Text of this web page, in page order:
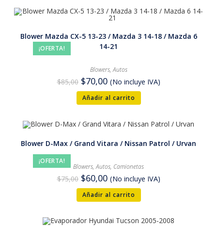
¡OFERTA!
Blower Mazda CX-5 13-23 / Mazda 3 14-18 / Mazda 6
14-21
Blowers,Autos
$85,00 $70,00 (No incluye IVA)
Añadir al carrito
¡OFERTA!
Blower D-Max / Grand Vitara / Nissan Patrol / Urvan
Blowers,Autos, Camionetas
$75,00 $60,00 (No incluye IVA)
Añadir al carrito